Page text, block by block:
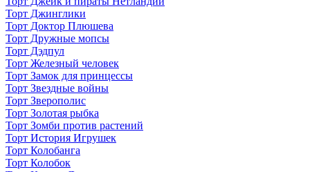
Торт Джинглики
Торт Доктор Плюшева
Торт Дружные мопсы
Торт Дэдпул
Торт Железный человек
Торт Замок для принцессы
Торт Звездные войны
Торт Зверополис
Торт Золотая рыбка
Торт Зомби против растений
Торт История Игрушек
Торт Колобанга
Торт Колобок